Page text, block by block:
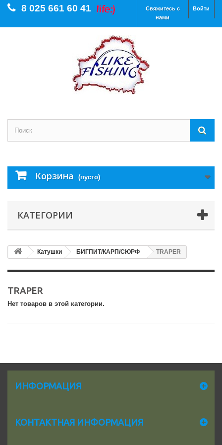
Войти
Свяжитесь с
нами
8 025 661 60 41
Корзина (пусто)
КАТЕГОРИИ
Катушки БИГПИТ/КАРП/СЮРФ TRAPER
TRAPER
Нет товаров в этой категории.
ИНФОРМАЦИЯ
КОНТАКТНАЯ ИНФОРМАЦИЯ